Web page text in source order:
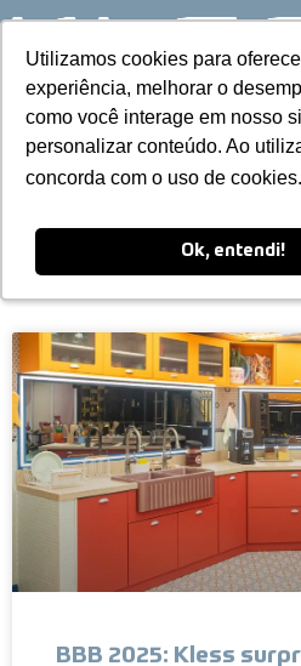
Utilizamos cookies para
experiência, melhorar o
como você interage em nosso
personalizar conteúdo. Ao
concorda com o uso de cookies.
Ok, entendi!
Utilizamos cookies para
experiência, melhorar o
como você interage em nosso
personalizar conteúdo. Ao
concorda com o uso de cookies.
Ok, entendi!
Pular
para
o
conteúdo
BBB 2025: Kless